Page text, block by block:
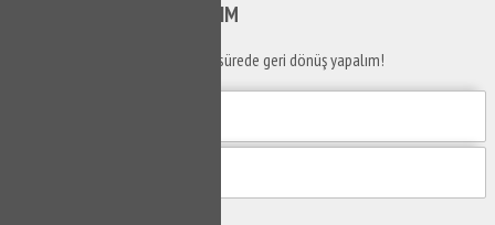
ARAYALIM
Telefon numaranızı bırakın en kısa sürede geri dönüş yapalım!